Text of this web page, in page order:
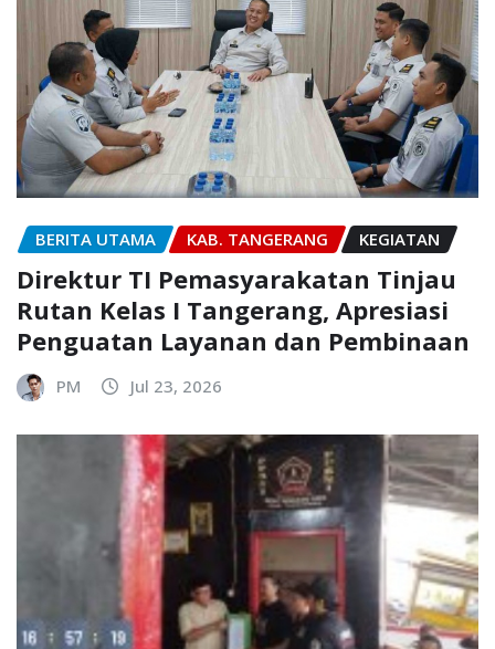
BERITA UTAMA KAB. TANGERANG KEGIATAN
Direktur TI Pemasyarakatan Tinjau
Rutan Kelas I Tangerang, Apresiasi
Penguatan Layanan dan Pembinaan
PM Jul 23, 2026